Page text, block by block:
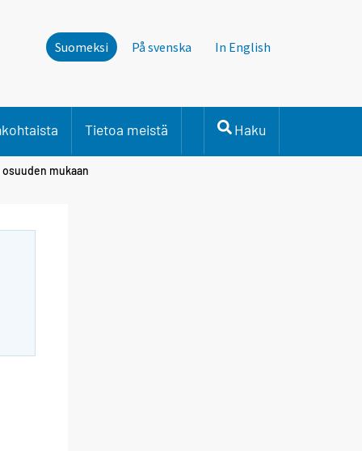
Suomeksi På svenska In English
Tietoa meistä Haku
mukaan